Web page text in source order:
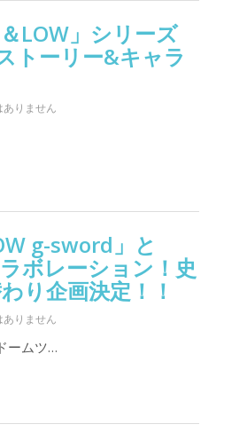
LOW」シリーズ
トーリー&キャラ
ありません
g-sword」と
ボレーション！史
り企画決定！！
ありません
ームツ…